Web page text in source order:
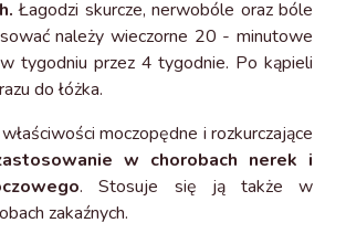
Łagodzi skurcze, nerwobóle oraz bóle
należy wieczorne 20 - minutowe
tygodniu przez 4 tygodnie. Po kąpieli
do łóżka.
moczopędne i rozkurczające
w chorobach nerek i
. Stosuje się ją także w
zakaźnych.